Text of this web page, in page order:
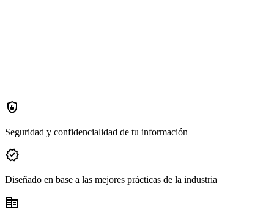
shield_lock
Seguridad y confidencialidad de tu información
verified
Diseñado en base a las mejores prácticas de la industria
corporate_fare